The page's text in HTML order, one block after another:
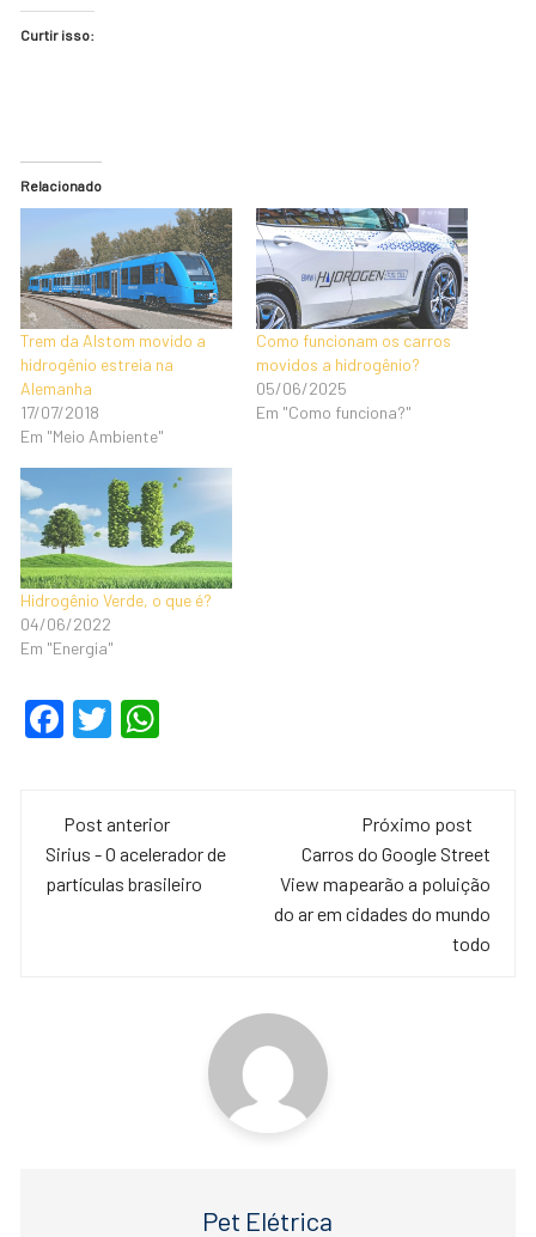
Curtir isso:
Relacionado
Trem da Alstom movido a
hidrogênio estreia na
Alemanha
17/07/2018
Em "Meio Ambiente"
Como funcionam os carros
movidos a hidrogênio?
05/06/2025
Em "Como funciona?"
Hidrogênio Verde, o que é?
04/06/2022
Em "Energia"
F
e
b
T
er s
A
Navegação
de
Post anterior
Sirius - O acelerador de
partículas brasileiro
Próximo post
Carros do Google Street
View mapearão a poluição
do ar em cidades do mundo
todo
Pet Elétrica